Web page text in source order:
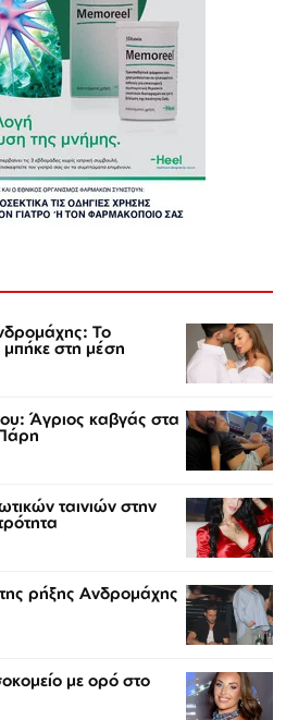
Το
στη μέση
Άγριος καβγάς στα
ταινιών στην
ρήξης Ανδρομάχης
με ορό στο